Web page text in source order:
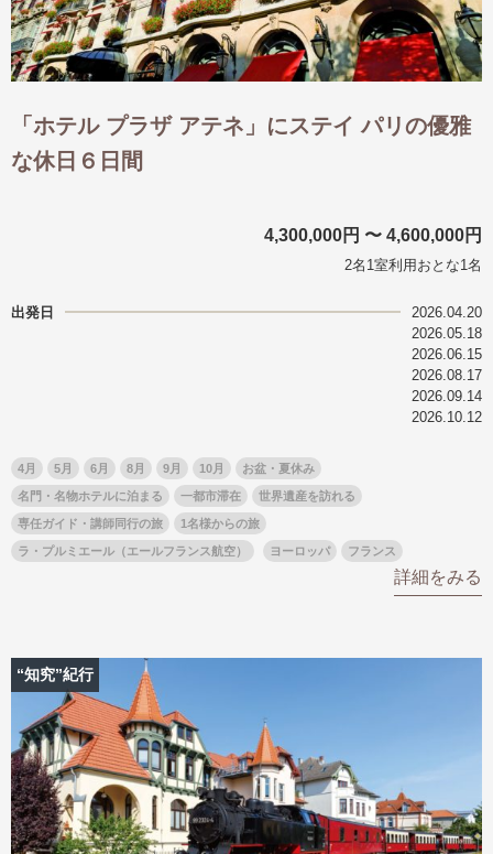
「ホテル プラザ アテネ」にステイ パリの優雅
な休日６日間
4,300,000円 〜 4,600,000円
2名1室利用おとな1名
出発日
2026.04.20
2026.05.18
2026.06.15
2026.08.17
2026.09.14
2026.10.12
4月 5月 6月 8月 9月 10月 お盆・夏休み
名門・名物ホテルに泊まる 一都市滞在 世界遺産を訪れる
専任ガイド・講師同行の旅 1名様からの旅
ラ・プルミエール（エールフランス航空） ヨーロッパ フランス
詳細をみる
“知究”紀行